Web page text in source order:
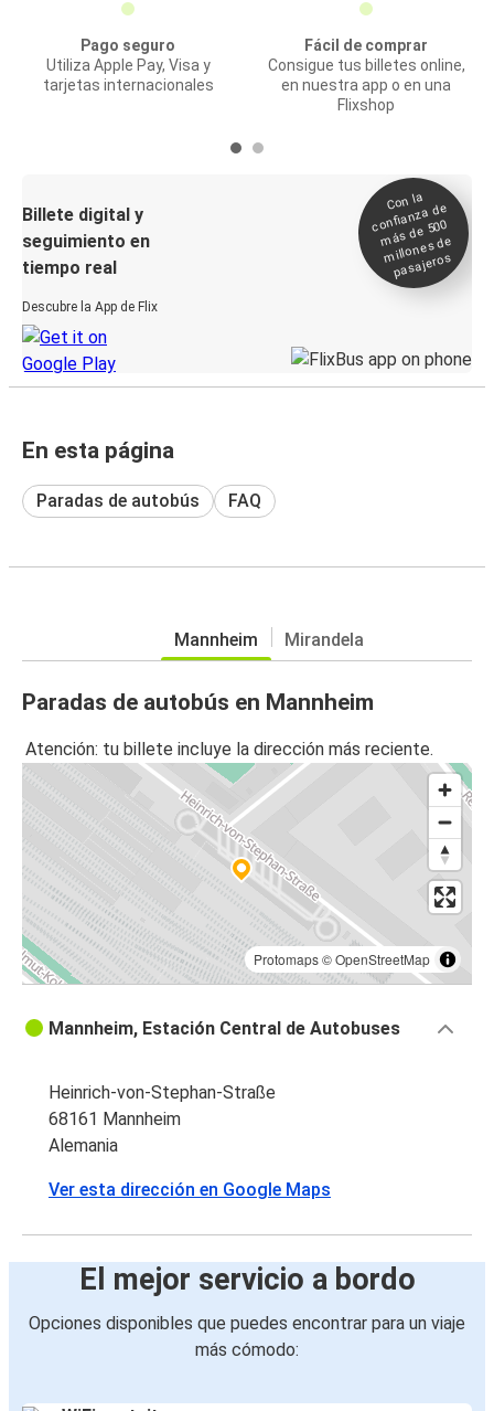
Pago seguro
Utiliza Apple Pay, Visa y
tarjetas internacionales
Fácil de comprar
Consigue tus billetes online,
en nuestra app o en una
Flixshop
Billete digital y
seguimiento en
tiempo real
Descubre la App de Flix
Con la
confianza de
más de 500
millones de
pasajeros
En esta página
Paradas de autobús FAQ
Mannheim Mirandela
Paradas de autobús en Mannheim
Atención: tu billete incluye la dirección más reciente.
Protomaps©OpenStreetMap
Mannheim, Estación Central de Autobuses
Heinrich-von-Stephan-Straße
68161 Mannheim
Alemania
Ver esta dirección en Google Maps
El mejor servicio a bordo
Opciones disponibles que puedes encontrar para un viaje
más cómodo: